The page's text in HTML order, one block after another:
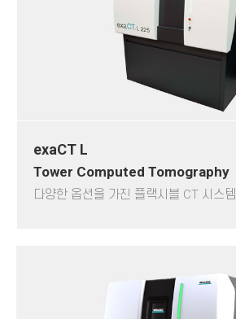
exaCT L
Tower Computed Tomography
다양한 옵션을 가진 플랙시블 CT 시스템